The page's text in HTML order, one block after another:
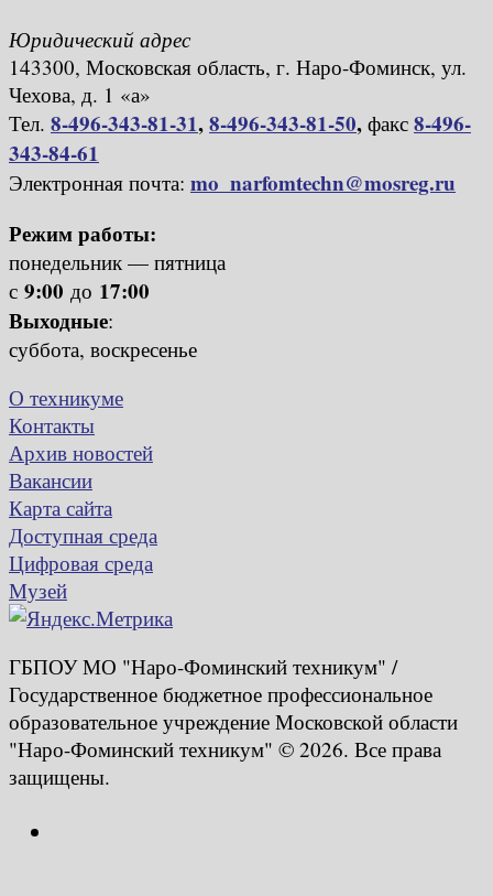
Юридический адрес
143300, Московская область, г. Наро-Фоминск, ул.
Чехова, д. 1 «а»
Тел. 8-496-343-81-31,8-496-343-81-50, факс 8-496-
343-84-61
Электронная почта: mo_narfomtechn@mosreg.ru
Режим работы:
понедельник — пятница
с 9:00 до 17:00
Выходные:
суббота, воскресенье
О техникуме
Контакты
Архив новостей
Вакансии
Карта сайта
Доступная среда
Цифровая среда
Музей
ГБПОУ МО "Наро-Фоминский техникум" /
Государственное бюджетное профессиональное
образовательное учреждение Московской области
"Наро-Фоминский техникум" © 2026. Все права
защищены.